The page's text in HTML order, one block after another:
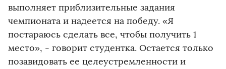
выполняет приблизительные задания
чемпионата и надеется на победу. «Я
постараюсь сделать все, чтобы получить 1
место», - говорит студентка. Остается только
позавидовать ее целеустремленности и